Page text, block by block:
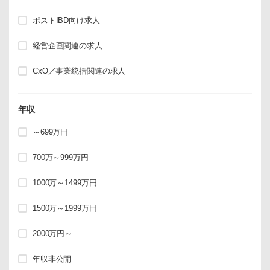
ポストIBD向け求人
経営企画関連の求人
CxO／事業統括関連の求人
年収
～699万円
700万～999万円
1000万～1499万円
1500万～1999万円
2000万円～
年収非公開